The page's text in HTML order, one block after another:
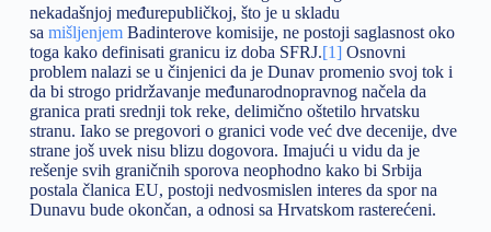
nekadašnjoj međurepubličkoj, što je u skladu
sa mišljenjemBadinterove komisije, ne postoji saglasnost oko
toga kako definisati granicu iz doba SFRJ.[1]Osnovni
problem nalazi se u činjenici da je Dunav promenio svoj tok i
da bi strogo pridržavanje međunarodnopravnog načela da
granica prati srednji tok reke, delimično oštetilo hrvatsku
stranu. Iako se pregovori o granici vode već dve decenije, dve
strane još uvek nisu blizu dogovora. Imajući u vidu da je
rešenje svih graničnih sporova neophodno kako bi Srbija
postala članica EU, postoji nedvosmislen interes da spor na
Dunavu bude okončan, a odnosi sa Hrvatskom rasterećeni.